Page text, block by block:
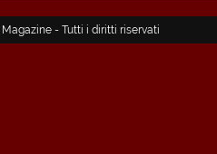
- Tutti i diritti riservati